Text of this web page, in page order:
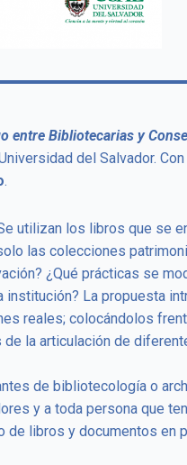
entre Bibliotecarias y
del Salvador.
.
utilizan los libros que se
las colecciones
¿Qué prácticas se
institución? La propuesta
reales; colocándolos
la articulación de
de bibliotecología o
y a toda persona que
de libros y documentos en